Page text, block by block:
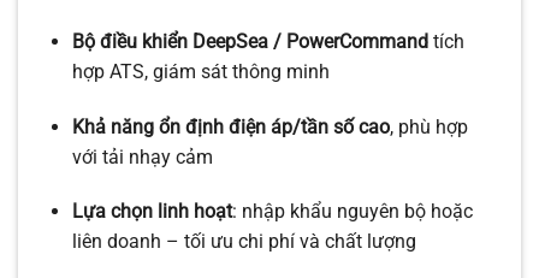
Bộ điều khiển DeepSea / PowerCommandtích
hợp ATS, giám sát thông minh
Khả năng ổn định điện áp/tần số cao, phù hợp
với tải nhạy cảm
Lựa chọn linh hoạt: nhập khẩu nguyên bộ hoặc
liên doanh – tối ưu chi phí và chất lượng